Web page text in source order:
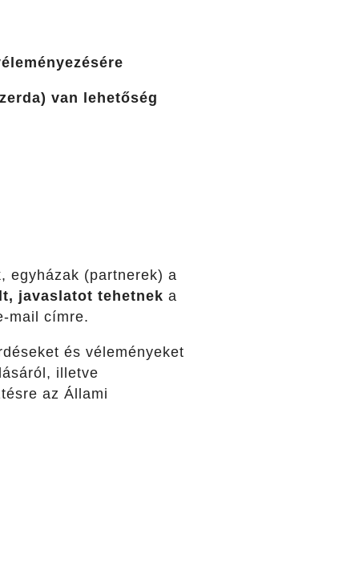
van lehetőség
egyházak (partnerek) a
javaslatot tehetnek a
mail címre.
és véleményeket
illetve
az Állami